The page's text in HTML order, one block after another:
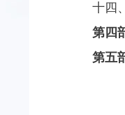
十四
第四
第